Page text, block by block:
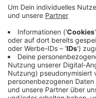
Laut Polizei wollte der
links in die
mit dem von rechts
dem Zusammenstoß
der Autofahrer leicht
im Auto wurde